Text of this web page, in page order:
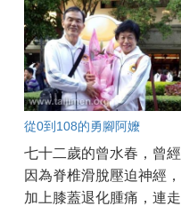
從0到108的勇腳阿嬤
七十二歲的曾水春，曾經
因為脊椎滑脫壓迫神經，
加上膝蓋退化腫痛，連走